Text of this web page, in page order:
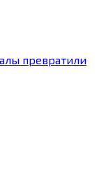
превратили